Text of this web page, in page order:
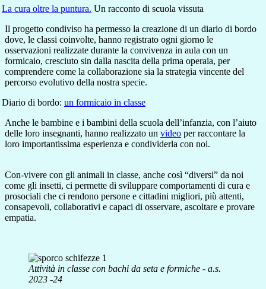
La cura oltre la puntura. Un racconto di scuola vissuta
Il progetto condiviso ha permesso la creazione di un diario di bordo
dove, le classi coinvolte, hanno registrato ogni giorno le
osservazioni realizzate durante la convivenza in aula con un
formicaio, cresciuto sin dalla nascita della prima operaia, per
comprendere come la collaborazione sia la strategia vincente del
percorso evolutivo della nostra specie.
Diario di bordo: un formicaio in classe
Anche le bambine e i bambini della scuola dell’infanzia, con l’aiuto
delle loro insegnanti, hanno realizzato un video per raccontare la
loro importantissima esperienza e condividerla con noi.
Con-vivere con gli animali in classe, anche così “diversi” da noi
come gli insetti, ci permette di sviluppare comportamenti di cura e
prosociali che ci rendono persone e cittadini migliori, più attenti,
consapevoli, collaborativi e capaci di osservare, ascoltare e provare
empatia.
Attività in classe con bachi da seta e formiche - a.s.
2023 -24